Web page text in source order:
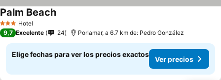
3 Estrellas
Hotel
Palm Beach
9,7 Excelente 24 Porlamar, a 6.7 km de: Pedro González
Elige fechas para ver los precios exactos
Ver precios